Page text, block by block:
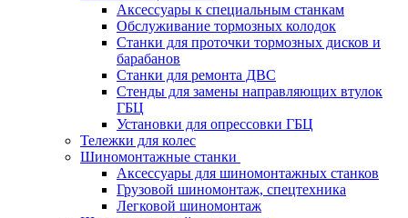
Аксессуары к специальным станкам
Обслуживание тормозных колодок
Станки для проточки тормозных дисков и
барабанов
Станки для ремонта ДВС
Стенды для замены направляющих втулок
ГБЦ
Установки для опрессовки ГБЦ
Тележки для колес
Шиномонтажные станки
Аксессуары для шиномонтажных станков
Грузовой шиномонтаж, спецтехника
Легковой шиномонтаж